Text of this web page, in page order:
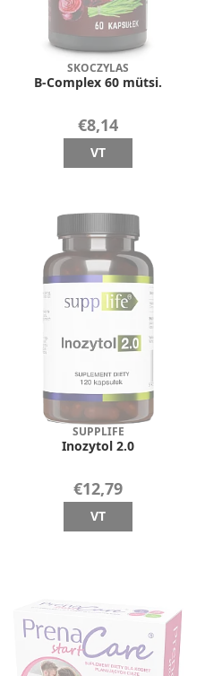
SKOCZYLAS
B-Complex 60 mütsi.
€8,14
VT
SUPPLIFE
Inozytol 2.0
€12,79
VT